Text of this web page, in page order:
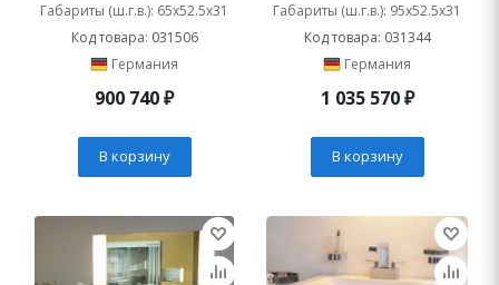
Габариты (ш.г.в.): 65x52.5x31
Код товара: 031506
Германия
900 740₽
В корзину
Габариты (ш.г.в.): 95x52.5x31
Код товара: 031344
Германия
1 035 570₽
В корзину